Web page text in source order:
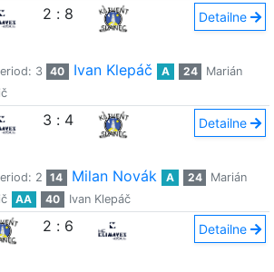
2 : 8 Detailne
3 40 Ivan Klepáč A 24
Marián
3 : 4 Detailne
2 14 Milan Novák A 24
Marián
AA 40 Ivan Klepáč
2 : 6 Detailne